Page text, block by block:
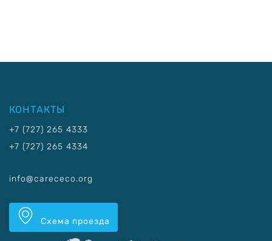
КОНТАКТЫ
+7 (727) 265 4333
+7 (727) 265 4334
info@carececo.org
Схема проезда